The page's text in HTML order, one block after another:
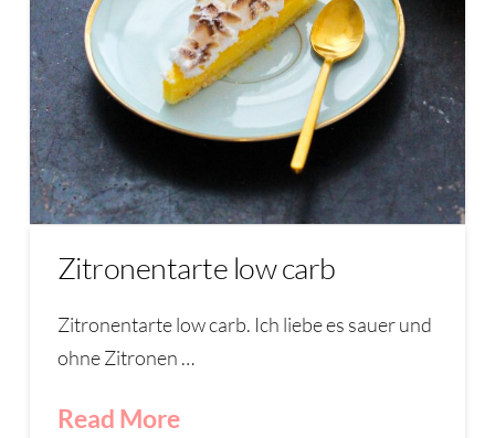
Zitronentarte low carb
Zitronentarte low carb. Ich liebe es sauer und
ohne Zitronen …
Read More